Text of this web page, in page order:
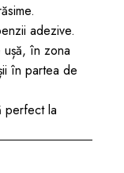
adezive.
în zona
în partea de
perfect la